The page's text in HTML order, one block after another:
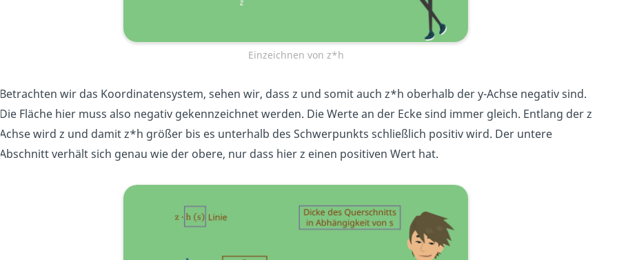
Einzeichnen von z*h
Betrachten wir das Koordinatensystem, sehen wir, dass z und somit auch z*h oberhalb der y-Achse negativ sind.
Die Fläche hier muss also negativ gekennzeichnet werden. Die Werte an der Ecke sind immer gleich. Entlang der z
Achse wird z und damit z*h größer bis es unterhalb des Schwerpunkts schließlich positiv wird. Der untere
Abschnitt verhält sich genau wie der obere, nur dass hier z einen positiven Wert hat.